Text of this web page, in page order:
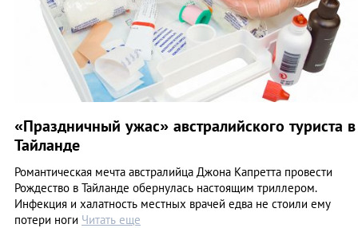
«Праздничный ужас» австралийского туриста в
Тайланде
Романтическая мечта австралийца Джона Капретта провести
Рождество в Тайланде обернулась настоящим триллером.
Инфекция и халатность местных врачей едва не стоили ему
потери ноги Читать еще